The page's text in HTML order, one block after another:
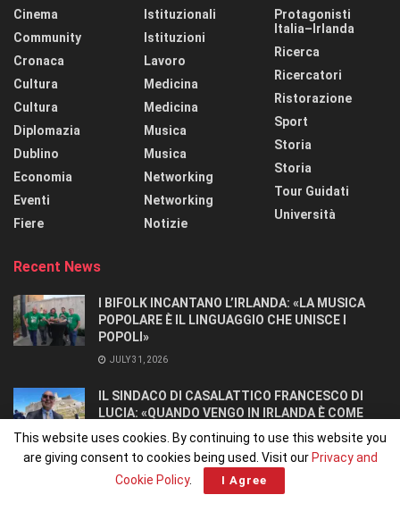
Cinema
Community
Cronaca
Cultura
Cultura
Diplomazia
Dublino
Economia
Eventi
Fiere
Istituzionali
Istituzioni
Lavoro
Medicina
Medicina
Musica
Musica
Networking
Networking
Notizie
Protagonisti
Italia–Irlanda
Ricerca
Ricercatori
Ristorazione
Sport
Storia
Storia
Tour Guidati
Università
Recent News
I BIFOLK INCANTANO L’IRLANDA: «LA MUSICA
POPOLARE È IL LINGUAGGIO CHE UNISCE I
POPOLI»
JULY 31, 2026
IL SINDACO DI CASALATTICO FRANCESCO DI
LUCIA: «QUANDO VENGO IN IRLANDA È COME
TORNARE A CASA».
JULY 27, 2026
This website uses cookies. By continuing to use this website you
are giving consent to cookies being used. Visit our Privacy and
Cookie Policy. I Agree